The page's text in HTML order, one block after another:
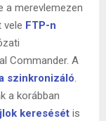
a merevlemezen
vele FTP-n
Commander. A
szinkronizáló
a korábban
keresését is